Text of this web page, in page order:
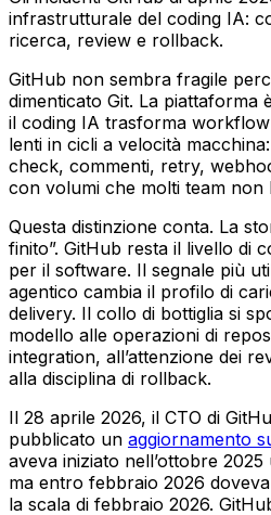
infrastrutturale del coding IA:
ricerca, review e rollback.
GitHub non sembra fragile
dimenticato Git. La piattaforma
il coding IA trasforma
lenti in cicli a velocità
check, commenti, retry,
con volumi che molti team non
Questa distinzione conta. La
finito”. GitHub resta il livello di
per il software. Il segnale più
agentico cambia il profilo di
delivery. Il collo di bottiglia si
modello alle operazioni di
integration, all’attenzione dei
alla disciplina di rollback.
Il 28 aprile 2026, il CTO di
pubblicato un aggiornamento
aveva iniziato nell’ottobre
ma entro febbraio 2026
la scala di febbraio 2026.